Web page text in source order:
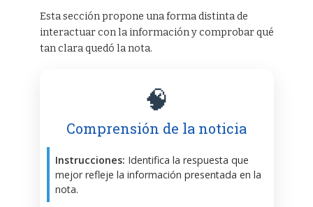
Esta sección propone una forma distinta de
interactuar con la información y comprobar qué
tan clara quedó la nota.
🧠
Comprensión de la noticia
Instrucciones: Identifica la respuesta que
mejor refleje la información presentada en la
nota.